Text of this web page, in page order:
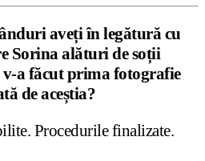
aveți în legătură cu
Sorina alături de soții
v-a făcut prima fotografie
de aceștia?
Procedurile finalizate.